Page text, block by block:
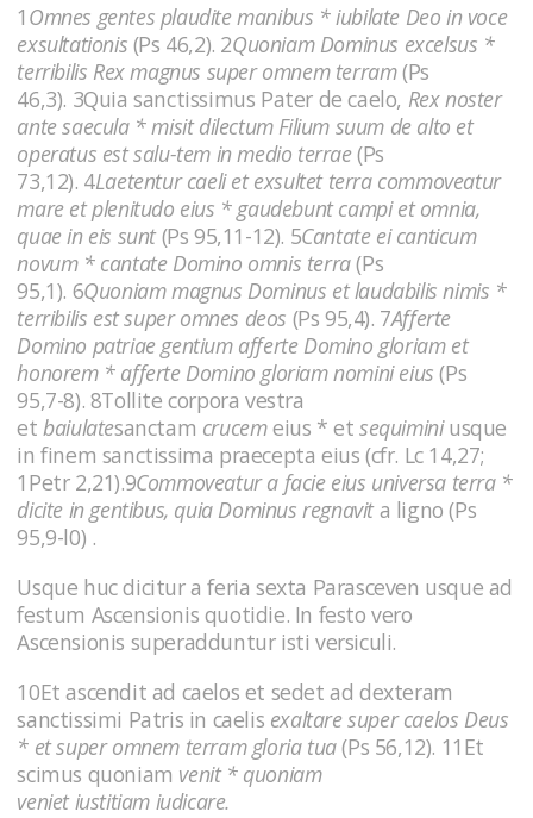
1 Omnes gentes plaudite manibus * iubilate Deo in voce
exsultationis (Ps 46,2). 2Quoniam Dominus excelsus *
terribilis Rex magnus super omnem terram(Ps
46,3). 3Quia sanctissimus Pater de caelo, Rex noster
ante saecula * misit dilectum Filium suum de alto et
operatus est salu-tem in medio terrae(Ps
73,12). 4Laetentur caeli et exsultet terra commoveatur
mare et plenitudo eius * gaudebunt campi et omnia,
quae in eis sunt(Ps 95,11-12). 5Cantate ei canticum
novum * cantate Domino omnis terra(Ps
95,1). 6Quoniam magnus Dominus et laudabilis nimis *
terribilis est super omnes deos (Ps 95,4). 7Afferte
Domino patriae gentium afferte Domino gloriam et
honorem * afferte Domino gloriam nomini eius(Ps
95,7-8). 8Tollite corpora vestra
etbaiulatesanctam crucemeius * etsequiminiusque
in finem sanctissima praecepta eius (cfr. Lc 14,27;
1Petr 2,21).9Commoveatur a facie eius universa terra *
dicite in gentibus, quia Dominus regnavita ligno (Ps
95,9-l0) .
Usque huc dicitur a feria sexta Parasceven usque ad
festum Ascensionis quotidie. In festo vero
Ascensionis superadduntur isti versiculi.
10Et ascendit ad caelos et sedet ad dexteram
sanctissimi Patris in caelis exaltare super caelos Deus
* et super omnem terram gloria tua(Ps 56,12). 11Et
scimus quoniam venit * quoniam
venietiustitiam iudicare.